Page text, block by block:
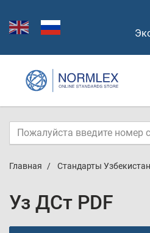
Главная Стандарты
Уз ДСт PDF